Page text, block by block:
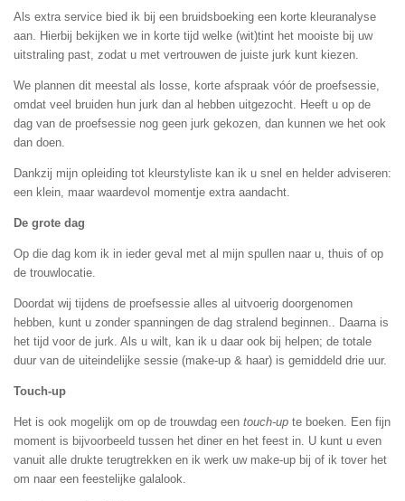
Als extra service bied ik bij een bruidsboeking een korte kleuranalyse
aan. Hierbij bekijken we in korte tijd welke (wit)tint het mooiste bij uw
uitstraling past, zodat u met vertrouwen de juiste jurk kunt kiezen.
We plannen dit meestal als losse, korte afspraak vóór de proefsessie,
omdat veel bruiden hun jurk dan al hebben uitgezocht. Heeft u op de
dag van de proefsessie nog geen jurk gekozen, dan kunnen we het ook
dan doen.
Dankzij mijn opleiding tot kleurstyliste kan ik u snel en helder adviseren:
een klein, maar waardevol momentje extra aandacht.
De grote dag
Op die dag kom ik in ieder geval met al mijn spullen naar u, thuis of op
de trouwlocatie.
Doordat wij tijdens de proefsessie alles al uitvoerig doorgenomen
hebben, kunt u zonder spanningen de dag stralend beginnen.. Daarna is
het tijd voor de jurk. Als u wilt, kan ik u daar ook bij helpen; de totale
duur van de uiteindelijke sessie (make-up & haar) is gemiddeld drie uur.
Touch-up
Het is ook mogelijk om op de trouwdag een touch-up te boeken. Een fijn
moment is bijvoorbeeld tussen het diner en het feest in. U kunt u even
vanuit alle drukte terugtrekken en ik werk uw make-up bij of ik tover het
om naar een feestelijke galalook.